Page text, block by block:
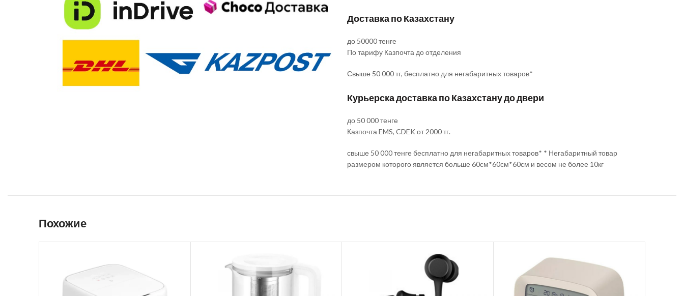
Доставка по Казахстану
до 50000 тенге
По тарифу Казпочта до отделения
Свыше 50 000 тг, бесплатно для негабаритных товаров*
Курьерска доставка по Казахстану до двери
до 50 000 тенге
Казпочта EMS, CDEK от 2000 тг.
свыше 50 000 тенге бесплатно для негабаритных товаров* * Негабаритный товар
размером которого является больше 60см*60см*60см и весом не более 10кг
Похожие